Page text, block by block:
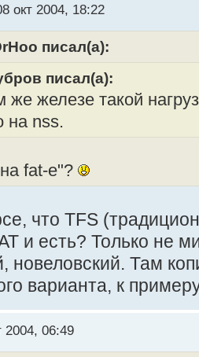
окт 2004, 18:22
писал(а):
писал(а):
же железе такой
на nss.
fat-е"?
что TFS
и есть? Только не
новеловский. Там
варианта, к
2004, 06:49